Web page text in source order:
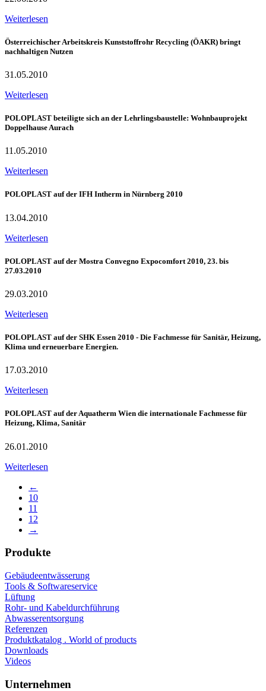
Weiterlesen
Österreichischer Arbeitskreis Kunststoffrohr Recycling (ÖAKR) bringt
nachhaltigen Nutzen
31.05.2010
Weiterlesen
POLOPLAST beteiligte sich an der Lehrlingsbaustelle: Wohnbauprojekt
Doppelhause Aurach
11.05.2010
Weiterlesen
POLOPLAST auf der IFH Intherm in Nürnberg 2010
13.04.2010
Weiterlesen
POLOPLAST auf der Mostra Convegno Expocomfort 2010, 23. bis
27.03.2010
29.03.2010
Weiterlesen
POLOPLAST auf der SHK Essen 2010 - Die Fachmesse für Sanitär, Heizung,
Klima und erneuerbare Energien.
17.03.2010
Weiterlesen
POLOPLAST auf der Aquatherm Wien die internationale Fachmesse für
Heizung, Klima, Sanitär
26.01.2010
Weiterlesen
←
10
11
12
→
Produkte
Gebäudeentwässerung
Tools & Softwareservice
Lüftung
Rohr- und Kabeldurchführung
Abwasserentsorgung
Referenzen
Produktkatalog . World of products
Downloads
Videos
Unternehmen